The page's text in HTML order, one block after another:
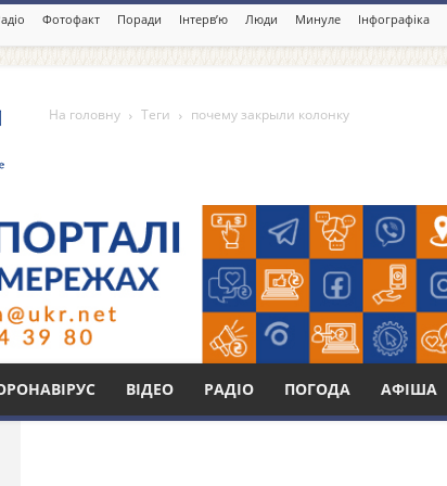
Фотофакт Поради Інтерв’ю Люди Минуле Інфографіка
ВІДЕО РАДІО ПОГОДА АФІША
На головну Теги почему закрыли колонку
колонку